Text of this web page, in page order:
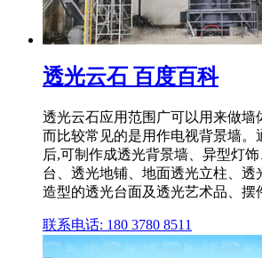
透光云石 百度百科
透光云石应用范围广可以用来做墙
而比较常见的是用作电视背景墙。
后,可制作成透光背景墙、异型灯
台、透光地铺、地面透光立柱、透
造型的透光台面及透光艺术品、摆
联系电话: 180 3780 8511